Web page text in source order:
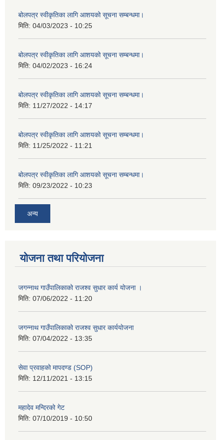
बोलपत्र स्वीकृतिका लागि आशयको सूचना सम्बन्धमा।
मिति: 04/03/2023 - 10:25
बोलपत्र स्वीकृतिका लागि आशयको सूचना सम्बन्धमा।
मिति: 04/02/2023 - 16:24
बोलपत्र स्वीकृतिका लागि आशयको सूचना सम्बन्धमा।
मिति: 11/27/2022 - 14:17
बोलपत्र स्वीकृतिका लागि आशयको सूचना सम्बन्धमा।
मिति: 11/25/2022 - 11:21
बोलपत्र स्वीकृतिका लागि आशयको सूचना सम्बन्धमा।
मिति: 09/23/2022 - 10:23
अन्य
योजना तथा परियोजना
जगन्नाथ गाउँपालिकाको राजश्व सुधार कार्य योजना ।
मिति: 07/06/2022 - 11:20
जगन्नाथ गाउँपालिकाको राजश्व सुधार कार्ययोजना
मिति: 07/04/2022 - 13:35
सेवा प्रवाहको मापदण्ड (SOP)
मिति: 12/11/2021 - 13:15
महादेव मन्दिरको गेट
मिति: 07/10/2019 - 10:50